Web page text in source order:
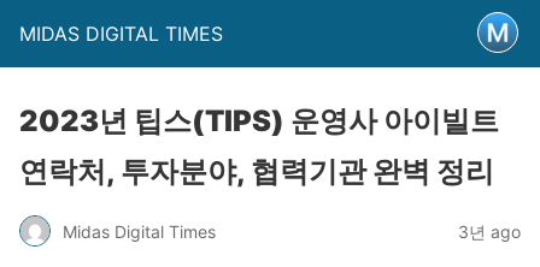
MIDAS DIGITAL TIMES
2023년 팁스(TIPS) 운영사 아이빌트
연락처, 투자분야, 협력기관 완벽 정리
Midas Digital Times 3년 ago